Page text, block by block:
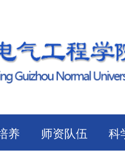
养 师资队伍 科